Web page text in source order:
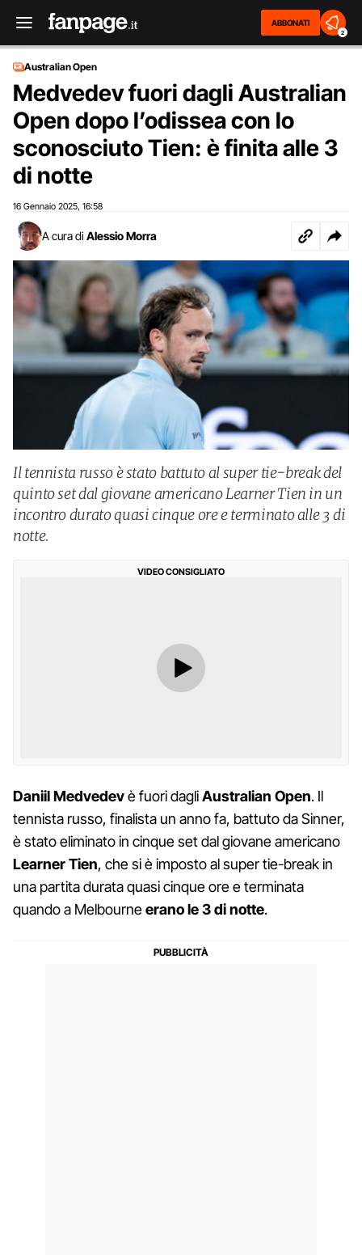
ABBONATI
2
Australian Open
Medvedev fuori dagli Australian
Open dopo l’odissea con lo
sconosciuto Tien: è finita alle 3
di notte
16 Gennaio 2025 16:58
A cura di Alessio Morra
Il tennista russo è stato battuto al super tie-break del
quinto set dal giovane americano Learner Tien in un
incontro durato quasi cinque ore e terminato alle 3 di
notte.
VIDEO CONSIGLIATO
Daniil Medvedevè fuori dagliAustralian Open. Il
tennista russo, finalista un anno fa, battuto da Sinner,
è stato eliminato in cinque set dal giovane americano
Learner Tien, che si è imposto al super tie-break in
una partita durata quasi cinque ore e terminata
quando a Melbourneerano le 3 di notte.